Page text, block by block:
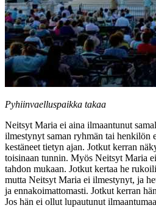
Pyhiinvaelluspaikka takaa
Neitsyt Maria ei aina ilmaantunut
ilmestynyt saman ryhmän tai henkilön
kestäneet tietyn ajan. Jotkut kerran
toisinaan tunnin. Myös Neitsyt Maria
tahdon mukaan. Jotkut kertaa he
mutta Neitsyt Maria ei ilmestynyt, ja
ja ennakoimattomasti. Jotkut kerran
Jos hän ei ollut lupautunut